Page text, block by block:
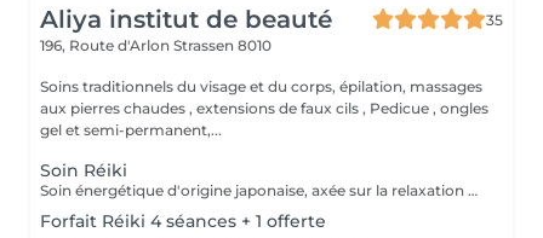
Aliya institut de beauté
35
196, Route d'Arlon Strassen 8010
Soins traditionnels du visage et du corps, épilation, massages
aux pierres chaudes , extensions de faux cils , Pedicue , ongles
gel et semi-permanent,...
Soin Réiki
Soin énergétique d'origine japonaise, axée sur la relaxation et l'harmonisation du corps et de l'esprit. REI: universel KI: énergie vital Le praticien pose doucement les mains sur les différentes zones , il n'y a pas de manipulation ou de pression. Effets: -Réduction du stress et de l'anxiété -Sensation de calme et de lâcher prise -Aide à apaiser le mental -favorise l'endormissement -Aide à relâcher les tensions émotionnelles le réiki est une pratique douce qui vise surtout : -la détente -l'équilibre émotionnel -le bien-être global A faire seul ou en cure de 4 séances
Forfait Réiki 4 séances + 1 offerte